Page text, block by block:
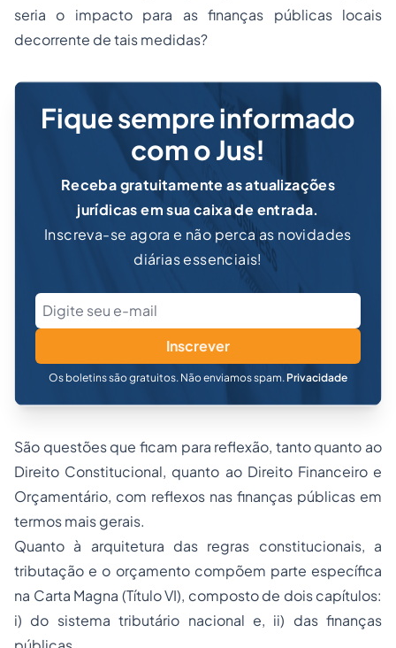
seria o impacto para as finanças públicas locais
decorrente de tais medidas?
Fique sempre informado
com o Jus!
Receba gratuitamente as atualizações
jurídicas em sua caixa de entrada.
Inscreva-se agora e não perca as novidades
diárias essenciais!
Inscrever
Os boletins são gratuitos. Não enviamos spam. Privacidade
São questões que ficam para reflexão, tanto quanto ao
Direito Constitucional, quanto ao Direito Financeiro e
Orçamentário, com reflexos nas finanças públicas em
termos mais gerais.
Quanto à arquitetura das regras constitucionais, a
tributação e o orçamento compõem parte específica
na Carta Magna (Título VI), composto de dois capítulos:
i) do sistema tributário nacional e, ii) das finanças